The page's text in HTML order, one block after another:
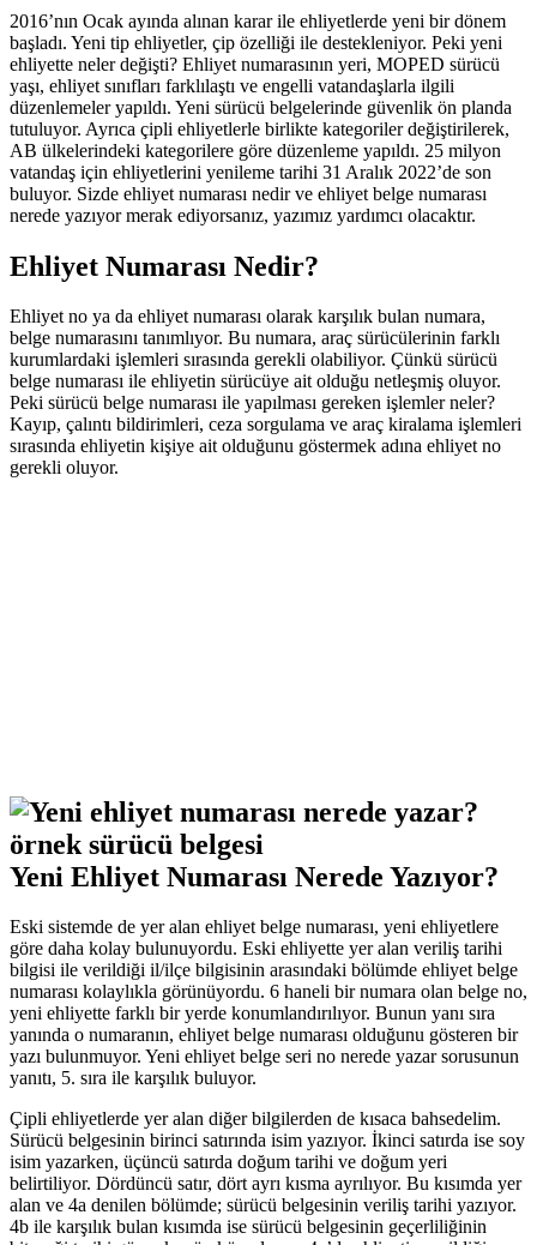
2016’nın Ocak ayında alınan karar ile ehliyetlerde yeni bir dönem
başladı. Yeni tip ehliyetler, çip özelliği ile destekleniyor. Peki yeni
ehliyette neler değişti? Ehliyet numarasının yeri, MOPED sürücü
yaşı, ehliyet sınıfları farklılaştı ve engelli vatandaşlarla ilgili
düzenlemeler yapıldı. Yeni sürücü belgelerinde güvenlik ön planda
tutuluyor. Ayrıca çipli ehliyetlerle birlikte kategoriler değiştirilerek,
AB ülkelerindeki kategorilere göre düzenleme yapıldı. 25 milyon
vatandaş için ehliyetlerini yenileme tarihi 31 Aralık 2022’de son
buluyor. Sizde ehliyet numarası nedir ve ehliyet belge numarası
nerede yazıyor merak ediyorsanız, yazımız yardımcı olacaktır.
Ehliyet Numarası Nedir?
Ehliyet no ya da ehliyet numarası olarak karşılık bulan numara,
belge numarasını tanımlıyor. Bu numara, araç sürücülerinin farklı
kurumlardaki işlemleri sırasında gerekli olabiliyor. Çünkü sürücü
belge numarası ile ehliyetin sürücüye ait olduğu netleşmiş oluyor.
Peki sürücü belge numarası ile yapılması gereken işlemler neler?
Kayıp, çalıntı bildirimleri, ceza sorgulama ve araç kiralama işlemleri
sırasında ehliyetin kişiye ait olduğunu göstermek adına ehliyet no
gerekli oluyor.
Yeni Ehliyet Numarası Nerede Yazıyor?
Eski sistemde de yer alan ehliyet belge numarası, yeni ehliyetlere
göre daha kolay bulunuyordu. Eski ehliyette yer alan veriliş tarihi
bilgisi ile verildiği il/ilçe bilgisinin arasındaki bölümde ehliyet belge
numarası kolaylıkla görünüyordu. 6 haneli bir numara olan belge no,
yeni ehliyette farklı bir yerde konumlandırılıyor. Bunun yanı sıra
yanında o numaranın, ehliyet belge numarası olduğunu gösteren bir
yazı bulunmuyor. Yeni ehliyet belge seri no nerede yazar sorusunun
yanıtı, 5. sıra ile karşılık buluyor.
Çipli ehliyetlerde yer alan diğer bilgilerden de kısaca bahsedelim.
Sürücü belgesinin birinci satırında isim yazıyor. İkinci satırda ise soy
isim yazarken, üçüncü satırda doğum tarihi ve doğum yeri
belirtiliyor. Dördüncü satır, dört ayrı kısma ayrılıyor. Bu kısımda yer
alan ve 4a denilen bölümde; sürücü belgesinin veriliş tarihi yazıyor.
4b ile karşılık bulan kısımda ise sürücü belgesinin geçerliliğinin